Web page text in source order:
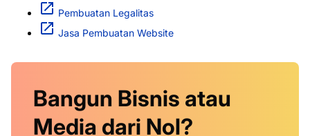
Pembuatan Legalitas
Jasa Pembuatan Website
Bangun Bisnis atau
Media dari Nol?